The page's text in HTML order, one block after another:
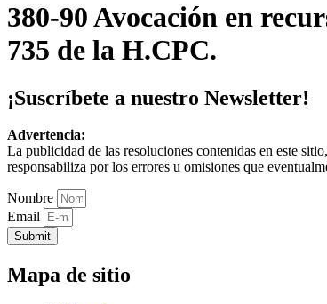
380-90 Avocación en
735 de la H.CPC.
¡Suscríbete a nuestro Newsletter!
Advertencia:
La publicidad de las resoluciones contenidas en este
responsabiliza por los errores u omisiones que
Nombre
Email
Submit
Mapa de sitio